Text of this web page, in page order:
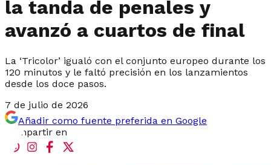
la tanda de penales y
avanzó a cuartos de final
La ‘Tricolor’ igualó con el conjunto europeo durante los
120 minutos y le faltó precisión en los lanzamientos
desde los doce pasos.
7 de julio de 2026
Añadir como fuente preferida en Google
Compartir en